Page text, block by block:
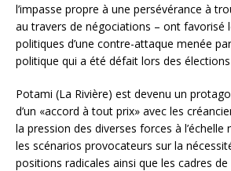
l’impasse propre à une persévérance à
au travers de négociations – ont favorisé
politiques d’une contre-attaque menée
politique qui a été défait lors des
Potami (La Rivière) est devenu un
d’un «accord à tout prix» avec les
la pression des diverses forces à
les scénarios provocateurs sur la
positions radicales ainsi que les cadres